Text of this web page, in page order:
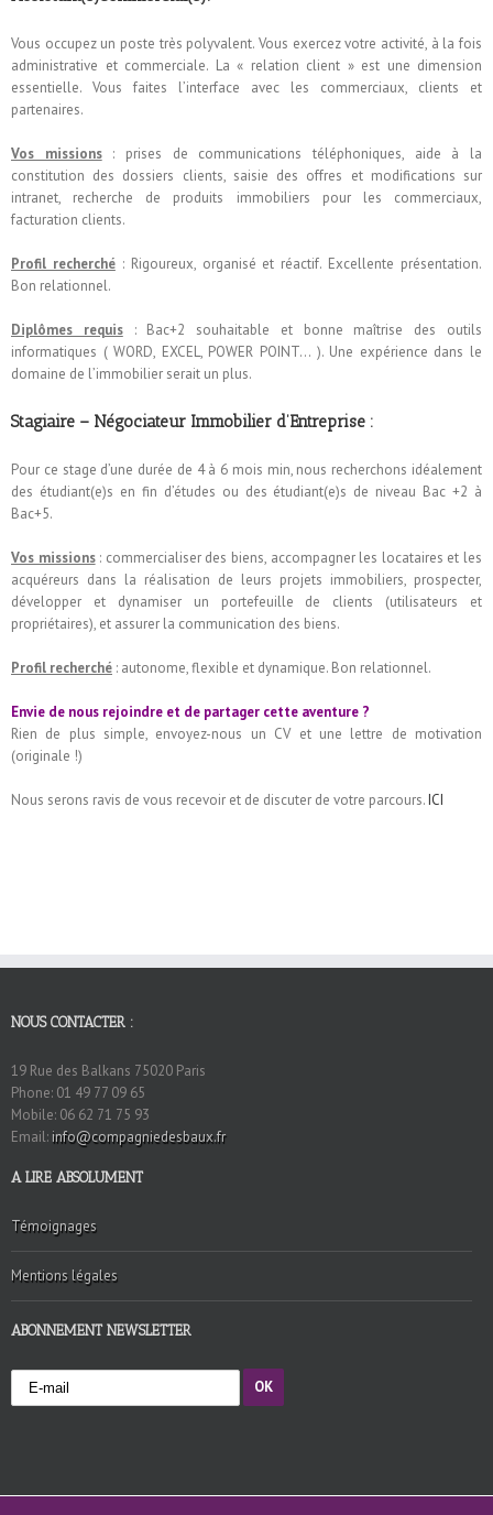
Vous occupez un poste très polyvalent. Vous exercez votre activité, à la fois
administrative et commerciale. La « relation client » est une dimension
essentielle. Vous faites l’interface avec les commerciaux, clients et
partenaires.
Vos missions: prises de communications téléphoniques, aide à la
constitution des dossiers clients, saisie des offres et modifications sur
intranet, recherche de produits immobiliers pour les commerciaux,
facturation clients.
Profil recherché: Rigoureux, organisé et réactif. Excellente présentation.
Bon relationnel.
Diplômes requis: Bac+2 souhaitable et bonne maîtrise des outils
informatiques ( WORD, EXCEL, POWER POINT… ). Une expérience dans le
domaine de l’immobilier serait un plus.
Stagiaire – Négociateur Immobilier d’Entreprise :
Pour ce stage d’une durée de 4 à 6 mois min, nous recherchons idéalement
des étudiant(e)s en fin d’études ou des étudiant(e)s de niveau Bac +2 à
Bac+5.
Vos missions: commercialiser des biens, accompagner les locataires et les
acquéreurs dans la réalisation de leurs projets immobiliers, prospecter,
développer et dynamiser un portefeuille de clients (utilisateurs et
propriétaires), et assurer la communication des biens.
Profil recherché : autonome, flexible et dynamique. Bon relationnel.
Envie de nous rejoindre et de partager cette aventure ?
Rien de plus simple, envoyez-nous un CV et une lettre de motivation
(originale !)
Nous serons ravis de vous recevoir et de discuter de votre parcours.ICI
NOUS CONTACTER :
19 Rue des Balkans 75020 Paris
Phone: 01 49 77 09 65
Mobile: 06 62 71 75 93
Email: info@compagniedesbaux.fr
A LIRE ABSOLUMENT
Témoignages
Mentions légales
ABONNEMENT NEWSLETTER